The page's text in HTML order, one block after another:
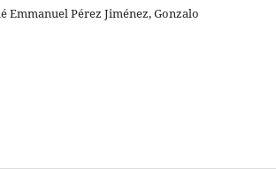
Emmanuel Pérez Jiménez, Gonzalo